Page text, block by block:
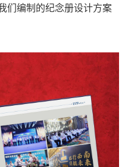
们编制的纪念册设计方案